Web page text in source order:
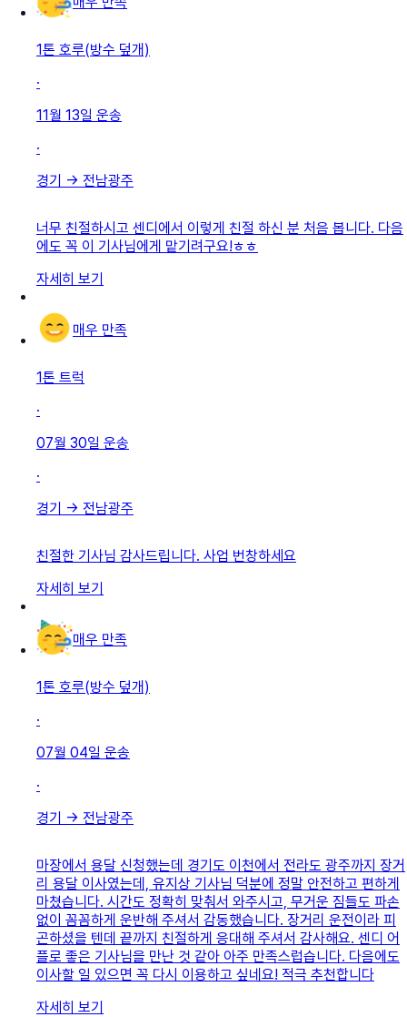
1톤 호루(방수 덮개)
·
11월 13일 운송
·
경기 → 전남광주
너무 친절하시고 센디에서 이렇게 친절 하신 분 처음 봅니다. 다음
에도 꼭 이 기사님에게 맡기려구요!ㅎㅎ
자세히 보기
매우 만족
1톤 트럭
·
07월 30일 운송
·
경기 → 전남광주
친절한 기사님 감사드립니다. 사업 번창하세요
자세히 보기
매우 만족
1톤 호루(방수 덮개)
·
07월 04일 운송
·
경기 → 전남광주
마장에서 용달 신청했는데 ​경기도 이천에서 전라도 광주까지 장거
리 용달 이사였는데, 유지상 기사님 덕분에 정말 안전하고 편하게
마쳤습니다. 시간도 정확히 맞춰서 와주시고, 무거운 짐들도 파손
없이 꼼꼼하게 운반해 주셔서 감동했습니다. 장거리 운전이라 피
곤하셨을 텐데 끝까지 친절하게 응대해 주셔서 감사해요. 센디 어
플로 좋은 기사님을 만난 것 같아 아주 만족스럽습니다. 다음에도
이사할 일 있으면 꼭 다시 이용하고 싶네요! 적극 추천합니다
자세히 보기